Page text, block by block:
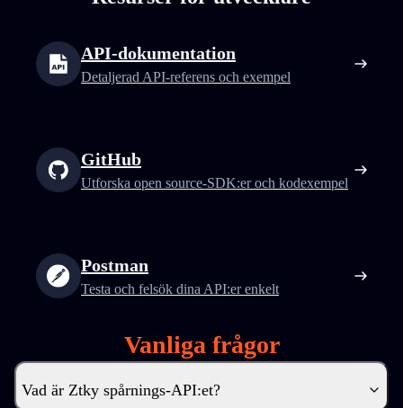
API-dokumentation
Detaljerad API-referens och exempel
GitHub
Utforska open source-SDK:er och kodexempel
Postman
Testa och felsök dina API:er enkelt
Vanliga frågor
Vad är Ztky spårnings-API:et?